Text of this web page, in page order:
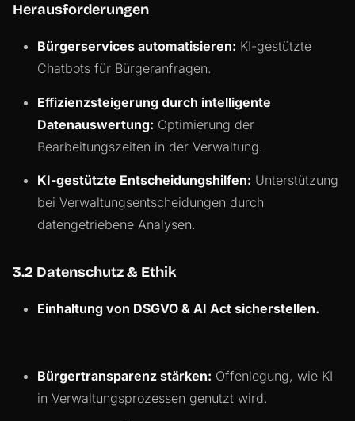
Herausforderungen
Bürgerservices automatisieren: KI-gestützte
Chatbots für Bürgeranfragen.
Effizienzsteigerung durch intelligente
Datenauswertung: Optimierung der
Bearbeitungszeiten in der Verwaltung.
KI-gestützte Entscheidungshilfen: Unterstützung
bei Verwaltungsentscheidungen durch
datengetriebene Analysen.
3.2 Datenschutz & Ethik
Einhaltung von DSGVO & AI Act sicherstellen.
Bürgertransparenz stärken: Offenlegung, wie KI
in Verwaltungsprozessen genutzt wird.